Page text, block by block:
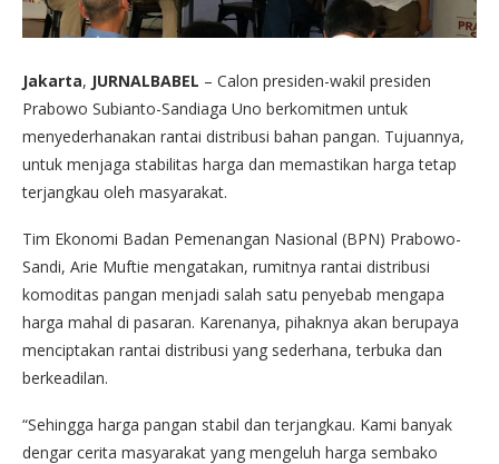
Jakarta, JURNALBABEL – Calon presiden-wakil presiden
Prabowo Subianto-Sandiaga Uno berkomitmen untuk
menyederhanakan rantai distribusi bahan pangan. Tujuannya,
untuk menjaga stabilitas harga dan memastikan harga tetap
terjangkau oleh masyarakat.
Tim Ekonomi Badan Pemenangan Nasional (BPN) Prabowo-
Sandi, Arie Muftie mengatakan, rumitnya rantai distribusi
komoditas pangan menjadi salah satu penyebab mengapa
harga mahal di pasaran. Karenanya, pihaknya akan berupaya
menciptakan rantai distribusi yang sederhana, terbuka dan
berkeadilan.
“Sehingga harga pangan stabil dan terjangkau. Kami banyak
dengar cerita masyarakat yang mengeluh harga sembako